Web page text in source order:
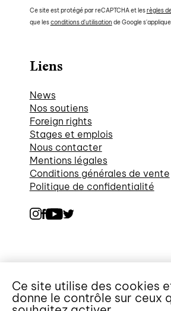
Ce site est protégé par reCAPTCHA et lesrègles
que lesconditions d'utilisation de Google
Liens
News
Nos soutiens
Foreign rights
Stages et emplois
Nous contacter
Mentions légales
Conditions générales de vente
Politique de confidentialité
Ce site utilise des cookies
donne le contrôle sur ceux